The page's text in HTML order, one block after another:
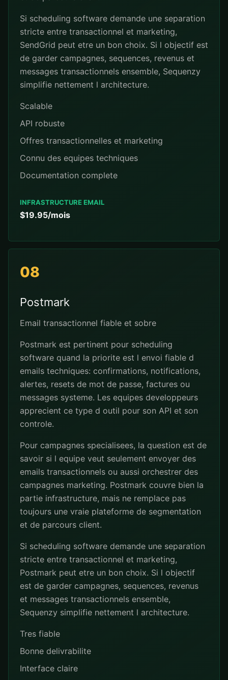
Si scheduling software demande une separation
stricte entre transactionnel et marketing,
SendGrid peut etre un bon choix. Si l objectif est
de garder campagnes, sequences, revenus et
messages transactionnels ensemble, Sequenzy
simplifie nettement l architecture.
Scalable
API robuste
Offres transactionnelles et marketing
Connu des equipes techniques
Documentation complete
INFRASTRUCTURE EMAIL
$19.95/mois
08
Postmark
Email transactionnel fiable et sobre
Postmark est pertinent pour scheduling
software quand la priorite est l envoi fiable d
emails techniques: confirmations, notifications,
alertes, resets de mot de passe, factures ou
messages systeme. Les equipes developpeurs
apprecient ce type d outil pour son API et son
controle.
Pour campagnes specialisees, la question est de
savoir si l equipe veut seulement envoyer des
emails transactionnels ou aussi orchestrer des
campagnes marketing. Postmark couvre bien la
partie infrastructure, mais ne remplace pas
toujours une vraie plateforme de segmentation
et de parcours client.
Si scheduling software demande une separation
stricte entre transactionnel et marketing,
Postmark peut etre un bon choix. Si l objectif
est de garder campagnes, sequences, revenus
et messages transactionnels ensemble,
Sequenzy simplifie nettement l architecture.
Tres fiable
Bonne delivrabilite
Interface claire